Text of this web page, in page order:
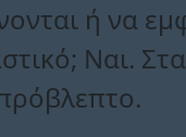
ή να
Ναι.